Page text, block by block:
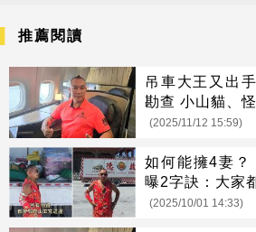
推薦閱讀
吊車大王又出
勘查 小山貓
(2025/11/12 15:59)
如何能擁4妻？
曝2字訣：大家
(2025/10/01 14:33)